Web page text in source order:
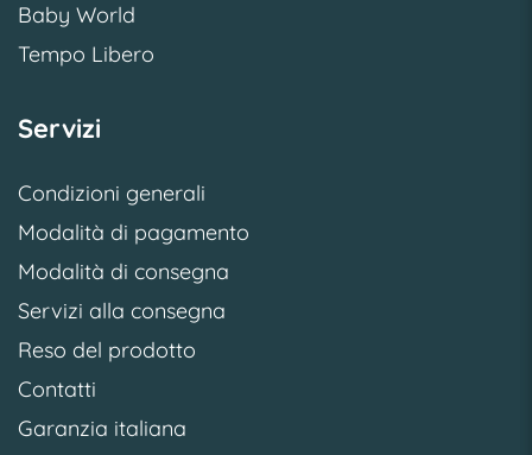
Baby World
Tempo Libero
Servizi
Condizioni generali
Modalità di pagamento
Modalità di consegna
Servizi alla consegna
Reso del prodotto
Contatti
Garanzia italiana